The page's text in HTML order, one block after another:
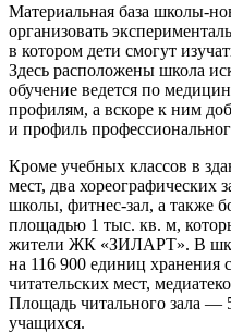
Материальная база школы-
организовать
в котором дети смогут
Здесь расположены школа
обучение ведется по
профилям, а вскоре к ним
и профиль
Кроме учебных классов в
мест, два хореографических
школы, фитнес-зал, а также
площадью 1 тыс. кв. м,
жители ЖК «ЗИЛАРТ». В
на 116 900 единиц хранения
читательских мест,
Площадь читального зала —
учащихся.